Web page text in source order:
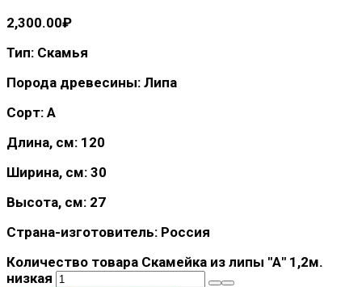
2,300.00₽
Тип: Скамья
Порода древесины: Липа
Сорт: А
Длина, см: 120
Ширина, см: 30
Высота, см: 27
Страна-изготовитель: Россия
Количество товара Скамейка из липы "А" 1,2м.
низкая